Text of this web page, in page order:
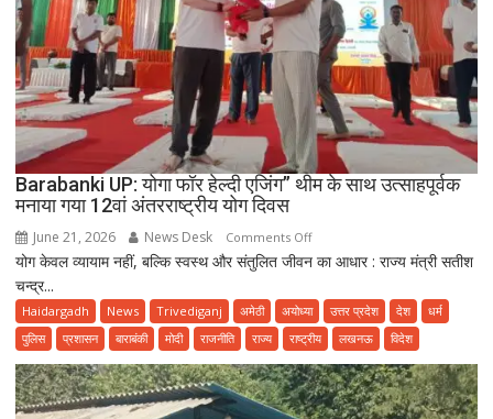
Barabanki UP: योगा फॉर हेल्दी एजिंग” थीम के साथ उत्साहपूर्वक
मनाया गया 12वां अंतरराष्ट्रीय योग दिवस
June 21, 2026 News Desk Comments Offon
Barabanki
योगा
फॉर
एजिंग”
थीम
योग केवल व्यायाम नहीं, बल्कि स्वस्थ और संतुलित जीवन का आधार : राज्य मंत्री सतीश
चन्द्र...
Haidargadh News Trivediganj अमेठी अयोध्या उत्तर प्रदेश देश
धर्म
पुलिस
प्रशासन बाराबंकी मोदी राजनीति राज्य राष्ट्रीय लखनऊ विदेश